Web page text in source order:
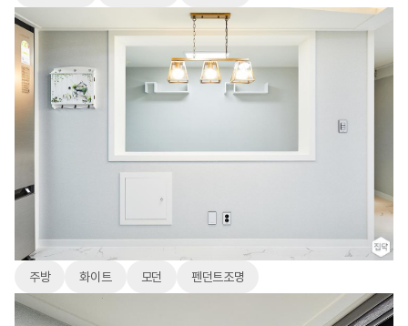
주방 화이트 모던 펜던트조명